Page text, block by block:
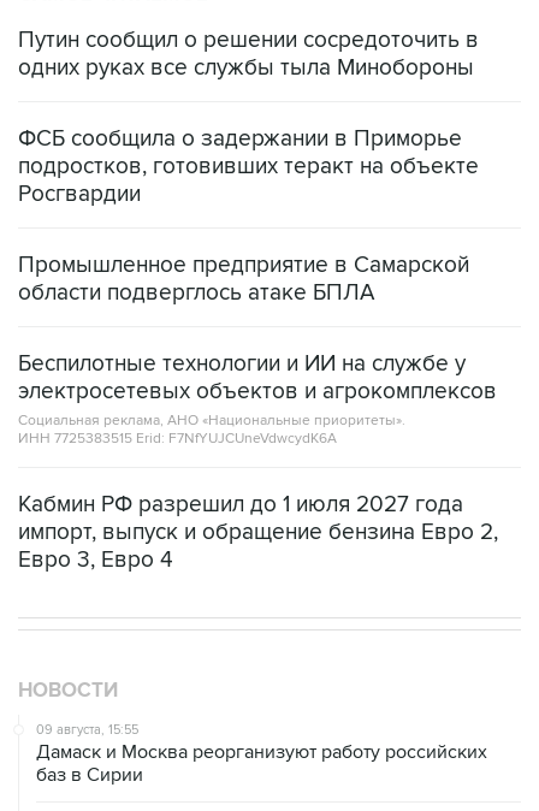
Путин сообщил о решении сосредоточить в
одних руках все службы тыла Минобороны
ФСБ сообщила о задержании в Приморье
подростков, готовивших теракт на объекте
Росгвардии
Промышленное предприятие в Самарской
области подверглось атаке БПЛА
Беспилотные технологии и ИИ на службе у
электросетевых объектов и агрокомплексов
Социальная реклама, АНО «Национальные приоритеты».
ИНН 7725383515 Erid: F7NfYUJCUneVdwcydK6A
Кабмин РФ разрешил до 1 июля 2027 года
импорт, выпуск и обращение бензина Евро 2,
Евро 3, Евро 4
НОВОСТИ
09 августа, 15:55
Дамаск и Москва реорганизуют работу российских
баз в Сирии